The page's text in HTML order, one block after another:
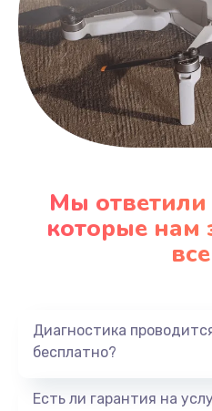
Мы
которые нам
Диагностика
бесплатно?
Есть ли гарантия на